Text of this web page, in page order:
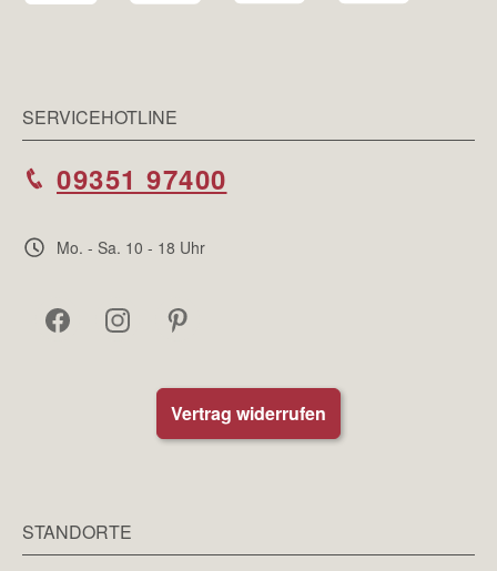
SERVICEHOTLINE
09351 97400
Mo. - Sa. 10 - 18 Uhr
Vertrag widerrufen
STANDORTE